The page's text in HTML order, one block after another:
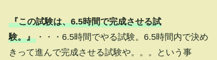
『この試験は、6.5時間で完成させる試
験。』・・・6.5時間でやる試験。6.5時間内で決め
きって進んで完成させる試験や。。。という事